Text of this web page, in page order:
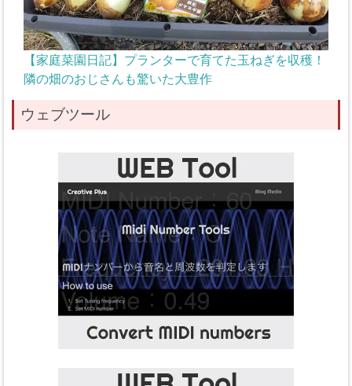
【家庭菜園日記】プランターで育てた玉ねぎを収穫！
隣の畑のおじさんも驚いた大豊作
ウェブツール